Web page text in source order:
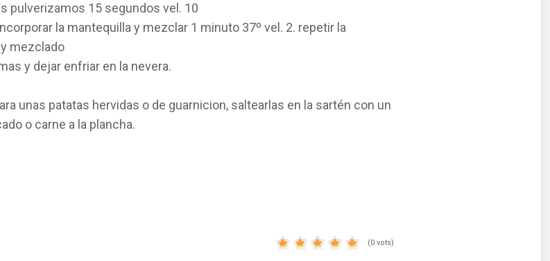
pulverizamos 15 segundos vel. 10
la mantequilla y mezclar 1 minuto 37º vel. 2. repetir la
mezclado
y dejar enfriar en la nevera.
unas patatas hervidas o de guarnicion, saltearlas en la sartén con un
o carne a la plancha.
(0 vots)